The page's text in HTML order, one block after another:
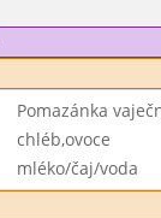
Pomazánka
chléb,ovoce
mléko/čaj/voda